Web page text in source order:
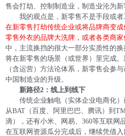
售会打劫、控制制造业，制造业沦为新
我的观点是，新零售不是手段或者
在新零售打劫传统企业或将品牌商变
零售外衣的品牌大洗牌，或者各类商
中，主流换挡的很大一部分实质性的
将在新零售的场景（或世界）里完成
（含运营）方法论体系，新零售会参
中国制造业的升级。
新路径2：线上到线下
传统企业触电（实体企业电商化）
从BAT（百度、阿里巴巴、腾讯）到
滴），还有小米、网易、360等互联网
在互联网资源瓜分完成后，继续凭借